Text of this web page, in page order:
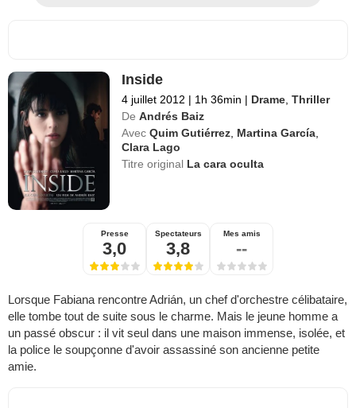
Inside
4 juillet 2012 | 1h 36min | Drame ,Thriller
De Andrés Baiz
Avec Quim Gutiérrez Martina García
Clara Lago
Titre original La cara oculta
Presse
3,0
Spectateurs
3,8
Mes amis
--
Lorsque Fabiana rencontre Adrián, un chef d'orchestre célibataire,
elle tombe tout de suite sous le charme. Mais le jeune homme a
un passé obscur : il vit seul dans une maison immense, isolée, et
la police le soupçonne d'avoir assassiné son ancienne petite
amie.